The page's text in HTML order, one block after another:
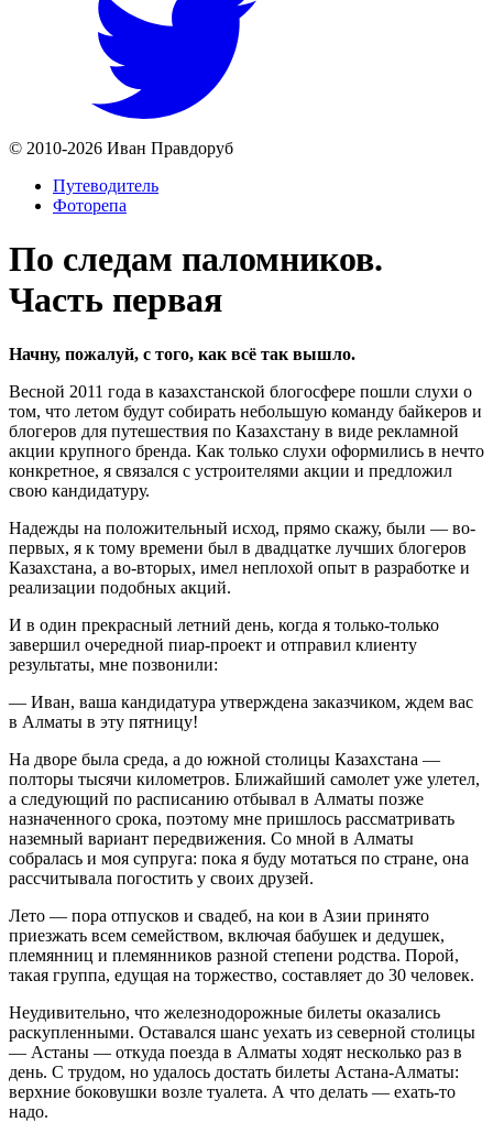
© 2010-2026 Иван Правдоруб
Путеводитель
Фоторепа
По следам паломников.
Часть первая
Начну, пожалуй, с того, как всё так вышло.
Весной 2011 года в казахстанской блогосфере пошли слухи о
том, что летом будут собирать небольшую команду байкеров и
блогеров для путешествия по Казахстану в виде рекламной
акции крупного бренда. Как только слухи оформились в нечто
конкретное, я связался с устроителями акции и предложил
свою кандидатуру.
Надежды на положительный исход, прямо скажу, были — во-
первых, я к тому времени был в двадцатке лучших блогеров
Казахстана, а во-вторых, имел неплохой опыт в разработке и
реализации подобных акций.
И в один прекрасный летний день, когда я только-только
завершил очередной пиар-проект и отправил клиенту
результаты, мне позвонили:
— Иван, ваша кандидатура утверждена заказчиком, ждем вас
в Алматы в эту пятницу!
На дворе была среда, а до южной столицы Казахстана —
полторы тысячи километров. Ближайший самолет уже улетел,
а следующий по расписанию отбывал в Алматы позже
назначенного срока, поэтому мне пришлось рассматривать
наземный вариант передвижения. Со мной в Алматы
собралась и моя супруга: пока я буду мотаться по стране, она
рассчитывала погостить у своих друзей.
Лето — пора отпусков и свадеб, на кои в Азии принято
приезжать всем семейством, включая бабушек и дедушек,
племянниц и племянников разной степени родства. Порой,
такая группа, едущая на торжество, составляет до 30 человек.
Неудивительно, что железнодорожные билеты оказались
раскупленными. Оставался шанс уехать из северной столицы
— Астаны — откуда поезда в Алматы ходят несколько раз в
день. С трудом, но удалось достать билеты Астана-Алматы:
верхние боковушки возле туалета. А что делать — ехать-то
надо.